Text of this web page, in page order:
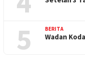
5 BERITA
Wadan